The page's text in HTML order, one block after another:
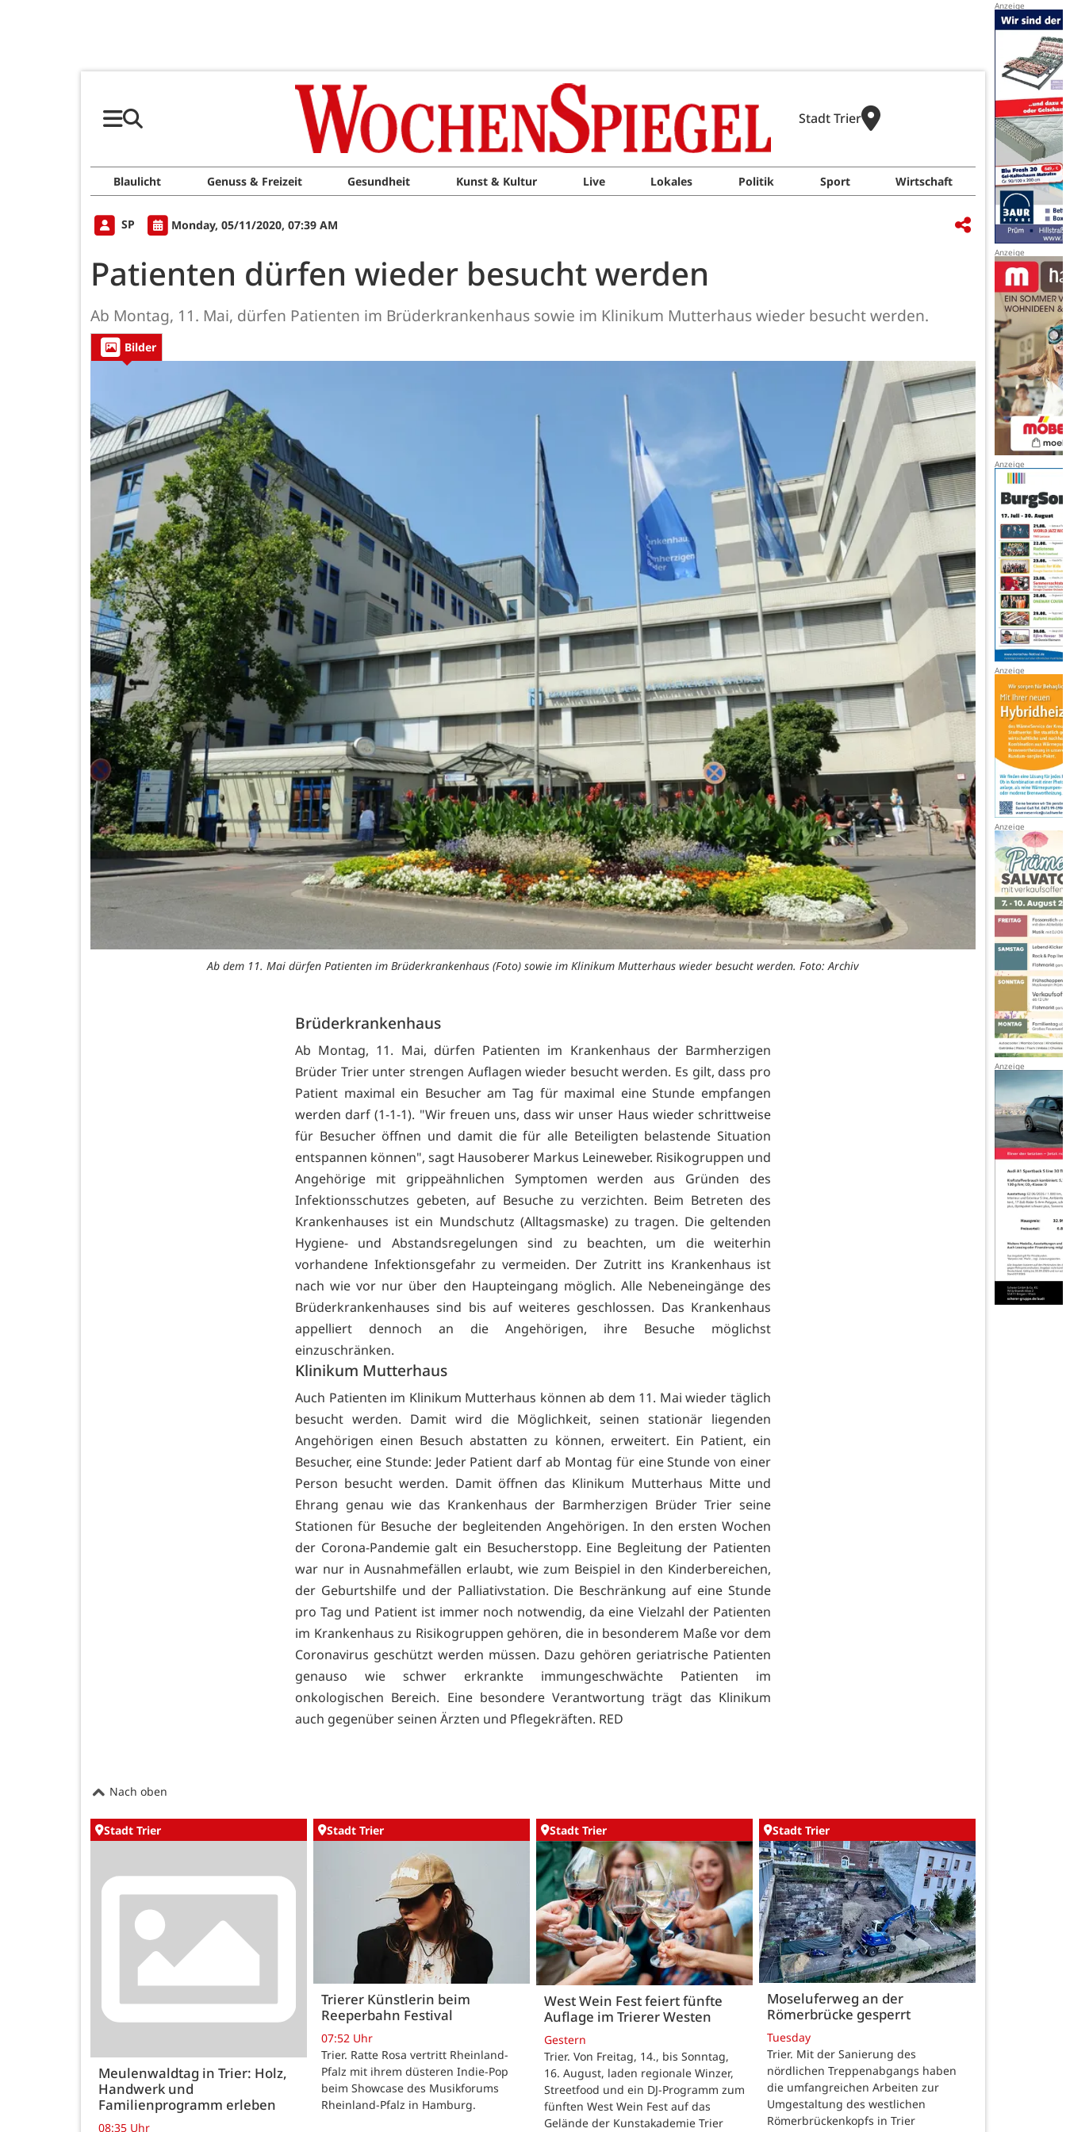
Stadt Trier
Blaulicht Genuss & Freizeit Gesundheit Kunst & Kultur Live Lokales Politik Sport Wirtschaft
SP Monday, 05/11/2020, 07:39 AM
Patienten dürfen wieder besucht werden
Ab Montag, 11. Mai, dürfen Patienten im Brüderkrankenhaus sowie im Klinikum Mutterhaus wieder besucht werden.
Bilder
Ab dem 11. Mai dürfen Patienten im Brüderkrankenhaus (Foto) sowie im Klinikum Mutterhaus wieder besucht werden. Foto: Archiv
Brüderkrankenhaus
Ab Montag, 11. Mai, dürfen Patienten im Krankenhaus der Barmherzigen
Brüder Trier unter strengen Auflagen wieder besucht werden. Es gilt, dass pro
Patient maximal ein Besucher am Tag für maximal eine Stunde empfangen
werden darf (1-1-1). "Wir freuen uns, dass wir unser Haus wieder schrittweise
für Besucher öffnen und damit die für alle Beteiligten belastende Situation
entspannen können", sagt Hausoberer Markus Leineweber. Risikogruppen und
Angehörige mit grippeähnlichen Symptomen werden aus Gründen des
Infektionsschutzes gebeten, auf Besuche zu verzichten. Beim Betreten des
Krankenhauses ist ein Mundschutz (Alltagsmaske) zu tragen. Die geltenden
Hygiene- und Abstandsregelungen sind zu beachten, um die weiterhin
vorhandene Infektionsgefahr zu vermeiden. Der Zutritt ins Krankenhaus ist
nach wie vor nur über den Haupteingang möglich. Alle Nebeneingänge des
Brüderkrankenhauses sind bis auf weiteres geschlossen. Das Krankenhaus
appelliert dennoch an die Angehörigen, ihre Besuche möglichst
einzuschränken.
Klinikum Mutterhaus
Auch Patienten im Klinikum Mutterhaus können ab dem 11. Mai wieder täglich
besucht werden. Damit wird die Möglichkeit, seinen stationär liegenden
Angehörigen einen Besuch abstatten zu können, erweitert. Ein Patient, ein
Besucher, eine Stunde: Jeder Patient darf ab Montag für eine Stunde von einer
Person besucht werden. Damit öffnen das Klinikum Mutterhaus Mitte und
Ehrang genau wie das Krankenhaus der Barmherzigen Brüder Trier seine
Stationen für Besuche der begleitenden Angehörigen. In den ersten Wochen
der Corona-Pandemie galt ein Besucherstopp. Eine Begleitung der Patienten
war nur in Ausnahmefällen erlaubt, wie zum Beispiel in den Kinderbereichen,
der Geburtshilfe und der Palliativstation. Die Beschränkung auf eine Stunde
pro Tag und Patient ist immer noch notwendig, da eine Vielzahl der Patienten
im Krankenhaus zu Risikogruppen gehören, die in besonderem Maße vor dem
Coronavirus geschützt werden müssen. Dazu gehören geriatrische Patienten
genauso wie schwer erkrankte immungeschwächte Patienten im
onkologischen Bereich. Eine besondere Verantwortung trägt das Klinikum
auch gegenüber seinen Ärzten und Pflegekräften. RED
Nach oben
Stadt Trier
Meulenwaldtag in Trier: Holz,
Handwerk und
Familienprogramm erleben
08:35 Uhr
Stadt Trier
Trierer Künstlerin beim
Reeperbahn Festival
07:52 Uhr
Trier. Ratte Rosa vertritt Rheinland-
Pfalz mit ihrem düsteren Indie-Pop
beim Showcase des Musikforums
Rheinland-Pfalz in Hamburg.
Stadt Trier
West Wein Fest feiert fünfte
Auflage im Trierer Westen
Gestern
Trier. Von Freitag, 14., bis Sonntag,
16. August, laden regionale Winzer,
Streetfood und ein DJ-Programm zum
fünften West Wein Fest auf das
Gelände der Kunstakademie Trier
Stadt Trier
Moseluferweg an der
Römerbrücke gesperrt
Tuesday
Trier. Mit der Sanierung des
nördlichen Treppenabgangs haben
die umfangreichen Arbeiten zur
Umgestaltung des westlichen
Römerbrückenkopfs in Trier